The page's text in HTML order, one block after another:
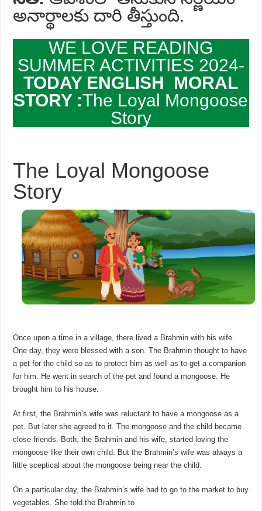
అనార్థాలకు దారి తీస్తుంది.
WE LOVE READING
SUMMER ACTIVITIES 2024-
TODAY ENGLISH MORAL
STORY :The Loyal Mongoose
Story
The Loyal Mongoose
Story
Once upon a time in a village, there lived a Brahmin with his wife.
One day, they were blessed with a son. The Brahmin thought to have
a pet for the child so as to protect him as well as to get a companion
for him. He went in search of the pet and found a mongoose. He
brought him to his house.
At first, the Brahmin’s wife was reluctant to have a mongoose as a
pet. But later she agreed to it. The mongoose and the child became
close friends. Both, the Brahmin and his wife, started loving the
mongoose like their own child. But the Brahmin’s wife was always a
little sceptical about the mongoose being near the child.
On a particular day, the Brahmin’s wife had to go to the market to buy
vegetables. She told the Brahmin to